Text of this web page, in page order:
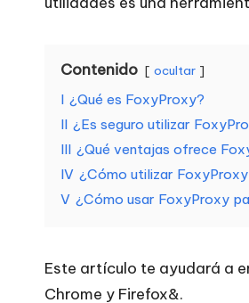
a
o
d
s
Contenido ocultar
I ¿Qué es FoxyProxy?
II ¿Es seguro utilizar
III ¿Qué ventajas ofrece
IV ¿Cómo utilizar
V ¿Cómo usar FoxyProxy
Este artículo te ayudará a
Chrome y Firefox&.